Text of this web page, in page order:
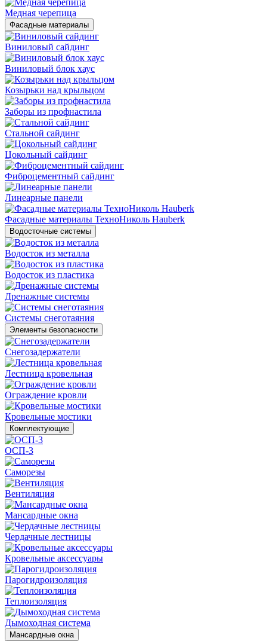
Медная черепица
Фасадные материалы
Виниловый сайдинг
Виниловый блок хаус
Козырьки над крыльцом
Заборы из профнастила
Стальной сайдинг
Цокольный сайдинг
Фиброцементный сайдинг
Линеарные панели
Фасадные материалы ТехноНиколь Hauberk
Водосточные системы
Водосток из металла
Водосток из пластика
Дренажные системы
Системы снеготаяния
Элементы безопасности
Снегозадержатели
Лестница кровельная
Ограждение кровли
Кровельные мостики
Комплектующие
ОСП-3
Саморезы
Вентиляция
Мансардные окна
Чердачные лестницы
Кровельные аксессуары
Парогидроизоляция
Теплоизоляция
Дымоходная система
Мансардные окна